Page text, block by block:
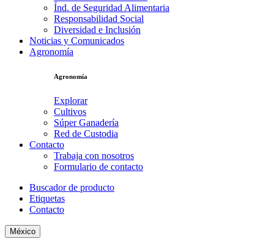
Índ. de Seguridad Alimentaria
Responsabilidad Social
Diversidad e Inclusión
Noticias y Comunicados
Agronomía
Agronomía
Explorar
Cultivos
Súper Ganadería
Red de Custodia
Contacto
Trabaja con nosotros
Formulario de contacto
Buscador de producto
Etiquetas
Contacto
México